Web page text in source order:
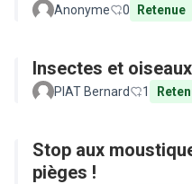
Anonyme 0 Retenue
Insectes et
PIAT Bernard 1
Stop aux
pièges !